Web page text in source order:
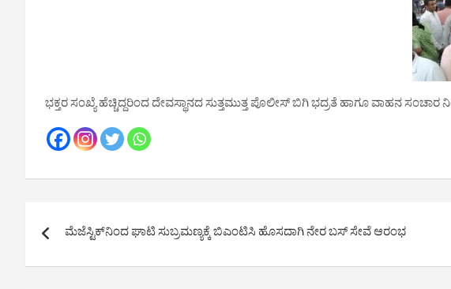
ಭಕ್ತರ ಸಂಖ್ಯೆ ಹೆಚ್ಚಿದ್ದರಿಂದ ದೇವಸ್ಥಾನದ ಸುತ್ತಮುತ್ತ ಪೊಲೀಸ್ ಬಿಗಿ ಭದ್ರತೆ ಹಾಗೂ ವಾಹನ
Post
navigation
ಮೆಜೆಸ್ಟಿಕ್‌ನಿಂದ ಘಾಟಿ ಸುಬ್ರಮಣ್ಯಕ್ಕೆ ಬಿಎಂಟಿಸಿ ಹೊಸದಾಗಿ ನೇರ ಬಸ್‌ ಸೇವೆ ಆರಂಭ